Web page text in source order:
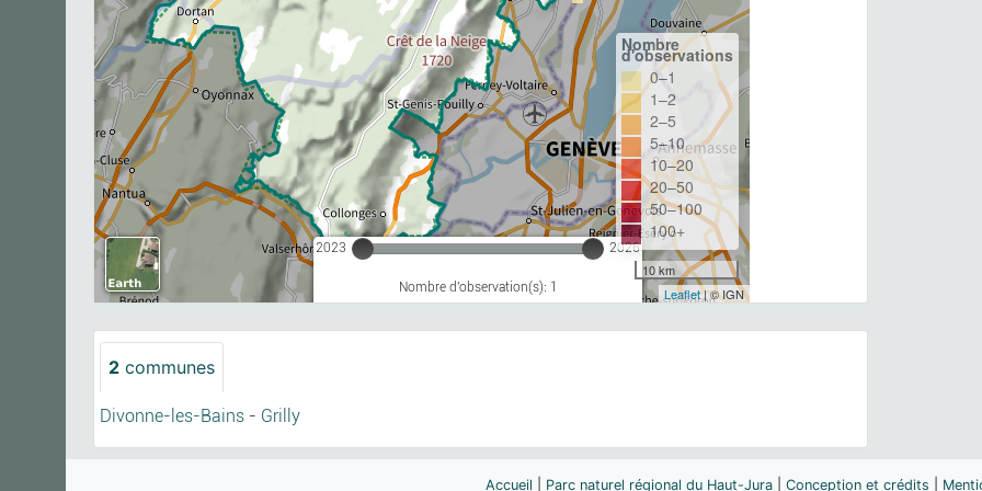
2023 2026
Nombre d'observation(s): 1
Nombre
d'observations
0–1
1–2
2–5
5–10
10–20
20–50
50–100
100+
10 km
Leaflet| © IGN
2 communes
Divonne-les-Bains - Grilly
Accueil Parc naturel régional du Haut-Jura Conception et crédits